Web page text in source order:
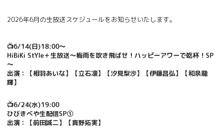
2026年6月の生放送スケジュールをお知らせいたします。
📺6/14(日)18:00～
HiBiKi StYle＋生放送～梅雨を吹き飛ばせ！ハッピーアワーで乾杯！SP
～
出演：【相羽あいな】【立石凛】【汐見梨沙】【伊藤昌弘】【和泉龍
輝】
📺6/24(水)19:00
ひびきべや生配信SP①
出演：【前田誠二】【真野拓実】